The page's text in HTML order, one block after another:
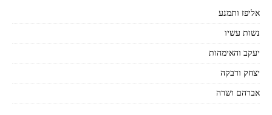
אליפז ותמנע
נשות עשיו
יעקב והאימהות
יצחק ורבקה
אברהם ושרה